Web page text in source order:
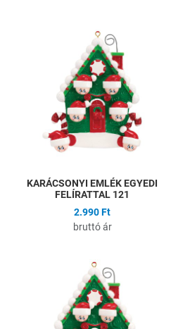
Hozzáadás a kívánságlistához
Összehasonlítás
Gyors nézet
KARÁCSONYI EMLÉK EGYEDI
FELÍRATTAL 121
2.990 Ft
bruttó ár
Hozzáadás a kívánságlistához
Összehasonlítás